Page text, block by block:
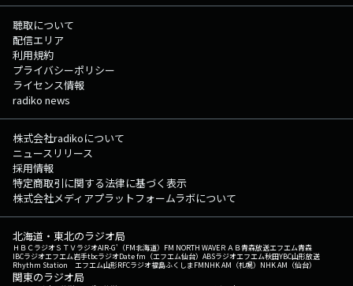
聴取について
配信エリア
利用規約
プライバシーポリシー
ライセンス情報
radiko news
株式会社radikoについて
ニュースリリース
採用情報
特定商取引に関する法律に基づく表示
株式会社メディアプラットフォームラボについて
北海道・東北のラジオ局
ＨＢＣラジオＳＴＶラジオAIR-G'（FM北海道） FM NORTH WAVEＲＡＢ青森放送エフエム青森
IBCラジオエフエム岩手tbcラジオDate fm（エフエム仙台） ABSラジオエフエム秋田YBC山形放送
Rhythm Station エフエム山形RFCラジオ福島ふくしまFMNHK AM（札幌） NHK AM（仙台）
関東のラジオ局